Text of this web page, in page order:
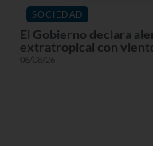
SOCIEDAD
El Gobierno declara
extratropical con
06/08/26